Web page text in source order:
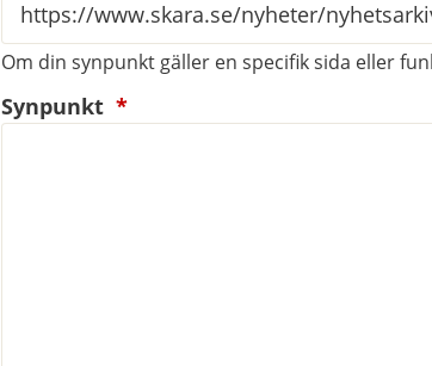
Om din synpunkt gäller en specifik sida eller
Synpunkt *(obligatorisk)